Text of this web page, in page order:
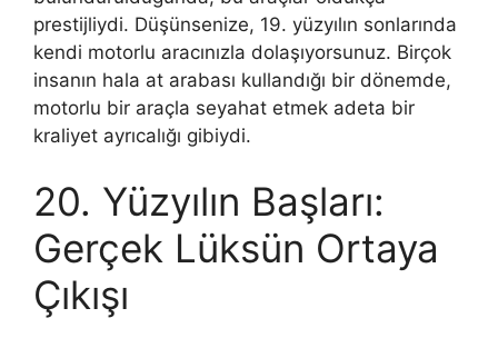
prestijliydi. Düşünsenize, 19. yüzyılın sonlarında
kendi motorlu aracınızla dolaşıyorsunuz. Birçok
insanın hala at arabası kullandığı bir dönemde,
motorlu bir araçla seyahat etmek adeta bir
kraliyet ayrıcalığı gibiydi.
20. Yüzyılın Başları:
Gerçek Lüksün Ortaya
Çıkışı